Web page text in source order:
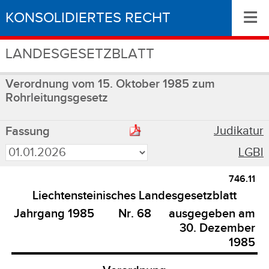
KONSOLIDIERTES RECHT
LANDESGESETZBLATT
≡
Verordnung vom 15. Oktober 1985 zum
Rohrleitungsgesetz
Fassung
Judikatur
LGBl